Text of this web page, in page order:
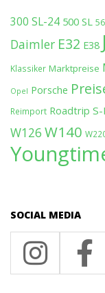
300 SL-24 500 SL
Daimler E32 E38
Klassiker Marktpreise
Opel Porsche
Reimport Roadtrip
W126 W140
SOCIAL MEDIA